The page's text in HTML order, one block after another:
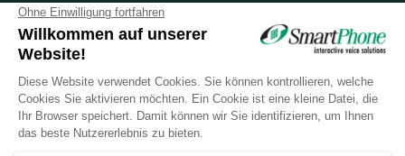
1009 Pully
+41 21 721 51 51
SmartPhone Genf
Rue Eugène Marziano 15
1227 les Acacias